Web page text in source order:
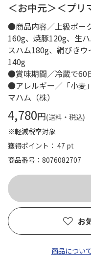
＜お中元＞＜プリ
●商品内容／上級ポー
160g、焼豚120g、生
スハム180g、絹びき
140g
●賞味期間／冷蔵で60
●アレルギー／「小麦
マハム（株）
4,780円(送料・税込)
※軽減税率対象
獲得ポイント： 47 pt
商品番号
8076082707
お
商品につい